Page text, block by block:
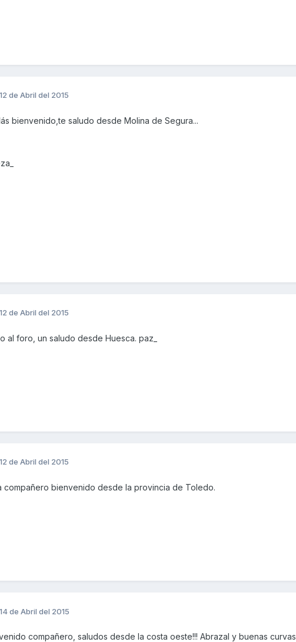
12 de Abril del 2015
bienvenido,te saludo desde Molina de Segura...
12 de Abril del 2015
al foro, un saludo desde Huesca. paz_
12 de Abril del 2015
compañero bienvenido desde la provincia de Toledo.
14 de Abril del 2015
compañero, saludos desde la costa oeste!!! Abrazal y buenas curvas